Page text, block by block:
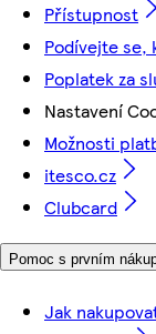
Přístupnost
Podívejte se,
Poplatek za
Nastavení
Možnosti
itesco.cz
Clubcard
Pomoc s prvním
Jak